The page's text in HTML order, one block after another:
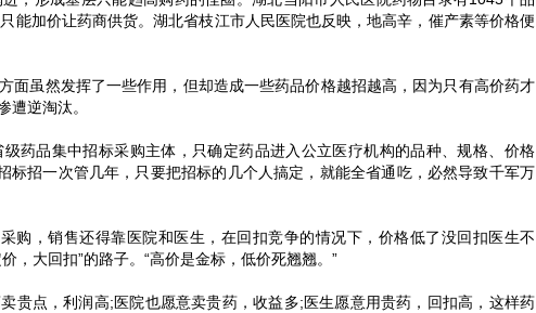
能加价让药商供货。湖北省枝江市人民医院也反映，地高辛，催产素等价格便
面虽然发挥了一些作用，但却造成一些药品价格越招越高，因为只有高价药才
遭逆淘汰。
药品集中招标采购主体，只确定药品进入公立医疗机构的品种、规格、价格
标招一次管几年，只要把招标的几个人搞定，就能全省通吃，必然导致千军万
购，销售还得靠医院和医生，在回扣竞争的情况下，价格低了没回扣医生不
，大回扣”的路子。“高价是金标，低价死翘翘。”
贵点，利润高;医院也愿意卖贵药，收益多;医生愿意用贵药，回扣高，这样药